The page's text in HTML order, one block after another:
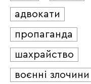
адвокати
пропаганда
шахрайство
воєнні злочини